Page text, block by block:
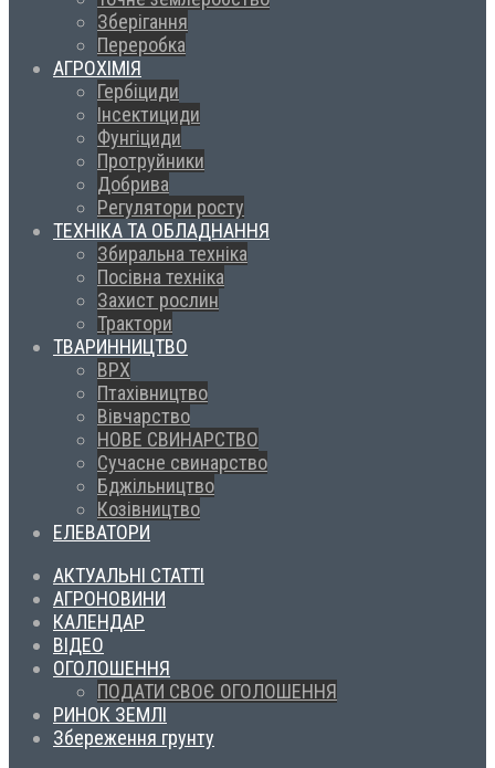
Зберігання
Переробка
АГРОХІМІЯ
Гербіциди
Інсектициди
Фунгіциди
Протруйники
Добрива
Регулятори росту
ТЕХНІКА ТА ОБЛАДНАННЯ
Збиральна техніка
Посівна техніка
Захист рослин
Трактори
ТВАРИННИЦТВО
ВРХ
Птахівництво
Вівчарство
НОВЕ СВИНАРСТВО
Сучасне свинарство
Бджільництво
Козівництво
ЕЛЕВАТОРИ
АКТУАЛЬНІ СТАТТІ
АГРОНОВИНИ
КАЛЕНДАР
ВІДЕО
ОГОЛОШЕННЯ
ПОДАТИ СВОЄ ОГОЛОШЕННЯ
РИНОК ЗЕМЛІ
Збереження грунту